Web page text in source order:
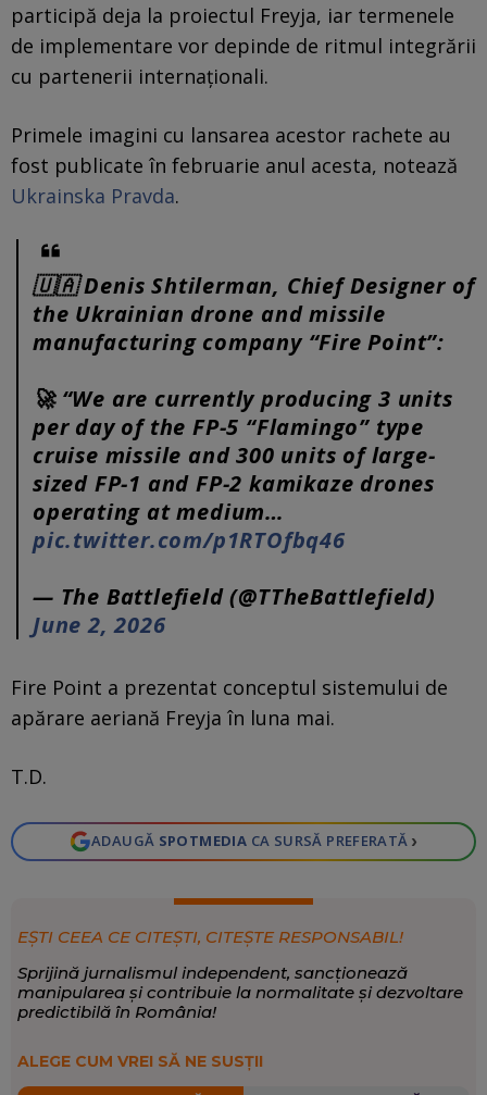
participă deja la proiectul Freyja, iar termenele
de implementare vor depinde de ritmul integrării
cu partenerii internaționali.
Primele imagini cu lansarea acestor rachete au
fost publicate în februarie anul acesta, notează
Ukrainska Pravda.
🇺🇦 Denis Shtilerman, Chief Designer of
the Ukrainian drone and missile
manufacturing company “Fire Point”:
🚀 “We are currently producing 3 units
per day of the FP-5 “Flamingo” type
cruise missile and 300 units of large-
sized FP-1 and FP-2 kamikaze drones
operating at medium…
pic.twitter.com/p1RTOfbq46
— The Battlefield (@TTheBattlefield)
June 2, 2026
Fire Point a prezentat conceptul sistemului de
apărare aeriană Freyja în luna mai.
T.D.
ADAUGĂ SPOTMEDIA CA SURSĂ PREFERATĂ ›
EȘTI CEEA CE CITEȘTI, CITEȘTE RESPONSABIL!
Sprijină jurnalismul independent, sancționează
manipularea și contribuie la normalitate și dezvoltare
predictibilă în România!
ALEGE CUM VREI SĂ NE SUSȚII